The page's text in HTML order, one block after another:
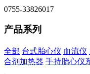
0755-33826017
产品系列
全部 台式胎心仪 血流仪
合剂加热器 手持胎心仪